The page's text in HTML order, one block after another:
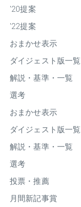
'20提案
'22提案
おまかせ表示
ダイジェスト版一覧
解説・基準・一覧
選考
おまかせ表示
ダイジェスト版一覧
解説・基準・一覧
選考
投票・推薦
月間新記事賞